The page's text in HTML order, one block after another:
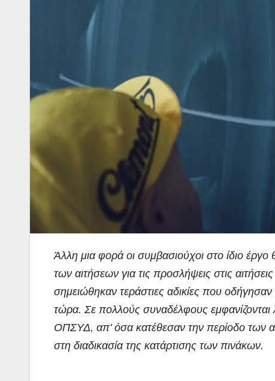
Άλλη μια φορά οι συμβασιούχοι στο ίδιο
των αιτήσεων για τις προσλήψεις στις
σημειώθηκαν τεράστιες αδικίες που
τώρα. Σε πολλούς συναδέλφους εμφανίζονται
ΟΠΣΥΔ, απ’ όσα κατέθεσαν την περίοδο των
στη διαδικασία της κατάρτισης των πινάκων.